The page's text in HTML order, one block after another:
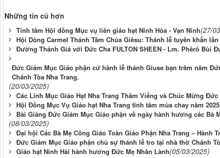
Những tin cũ hơn
Tĩnh tâm Hội đồng Mục vụ liên giáo hạt Ninh Hòa - Vạn Ninh(27/
Hội Dòng Carmel Thánh Tâm Chúa Giêsu: Thánh lễ tuyên khấn
Đường Thánh Giá với Đức Cha FULTON SHEEN - Lm. Phêrô Bùi
Đức Giám Mục Giáo phận cử hành lễ thánh Giuse bạn trăm năm
Chánh Tòa Nha Trang.
(20/03/2025)
Các Linh Mục Giáo Hạt Nha Trang Thăm Viếng và Chúc Mừng
Hội Đồng Mục Vụ Giáo hạt Nha Trang tĩnh tâm mùa chay năm 2025
Bài Giảng Đức Giám Mục Giáo phận về ngày hành hương các Bà
(08/03/2025)
Đại hội Các Bà Mẹ Công Giáo Toàn Giáo Phận Nha Trang – Hành
Đức Giám Mục Giáo phận chủ sự thánh lễ tro tại nhà thờ Chánh
Giáo hạt Ninh Hải hành hương Đức Mẹ Nhân Lành(05/03/2025)